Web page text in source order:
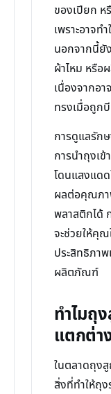
ของเปียก ห
เพราะอาจท
นอกจากนี้ยั
ผ้าไหม หรื
เนื่องจากอา
ทรงเมื่อถูก
การดูแลรัก
การนำถุงเข้
โดนแสงแด
ผลต่อคุณภา
พลาสติกได้
จะช่วยให้คุ
ประสิทธิภา
ผลิตภัณฑ์
ทำไมถุ
แตกต่า
ในตลาดถุง
สิ่งที่ทำให้ถุ